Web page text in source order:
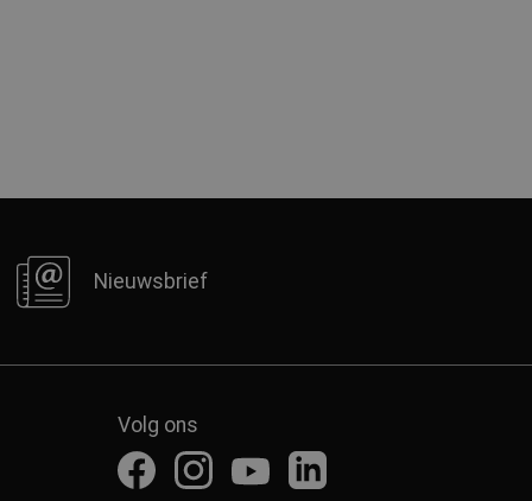
Nieuwsbrief
Volg ons